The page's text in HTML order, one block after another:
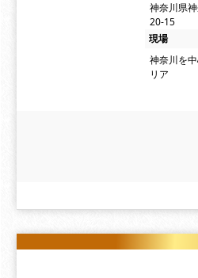
神奈川県
20-15
現場
神奈川を
リア